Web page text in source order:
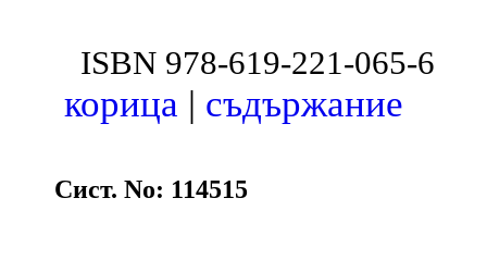
ISBN 978-619-221-065-6
корица | съдържание
Сист. No: 114515